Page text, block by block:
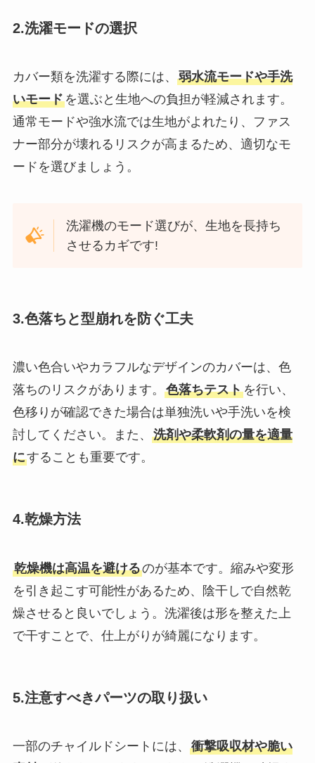
2.洗濯モードの選択
カバー類を洗濯する際には、 弱水流モードや手洗
いモードを選ぶと生地への負担が軽減されます。
通常モードや強水流では生地がよれたり、ファス
ナー部分が壊れるリスクが高まるため、適切なモ
ードを選びましょう。
洗濯機のモード選びが、生地を長持ち
させるカギです!
3.色落ちと型崩れを防ぐ工夫
濃い色合いやカラフルなデザインのカバーは、色
落ちのリスクがあります。 色落ちテストを行い、
色移りが確認できた場合は単独洗いや手洗いを検
討してください。また、 洗剤や柔軟剤の量を適量
にすることも重要です。
4.乾燥方法
乾燥機は高温を避けるのが基本です。縮みや変形
を引き起こす可能性があるため、陰干しで自然乾
燥させると良いでしょう。洗濯後は形を整えた上
で干すことで、仕上がりが綺麗になります。
5.注意すべきパーツの取り扱い
一部のチャイルドシートには、 衝撃吸収材や脆い